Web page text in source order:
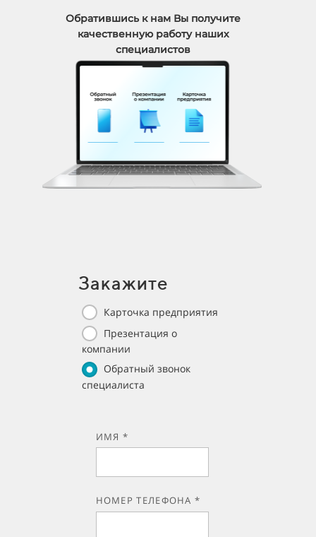
Обратившись к нам Вы получите
качественную работу наших
специалистов
Закажите
Карточка предприятия
Презентация о
компании
Обратный звонок
специалиста
ИМЯ *
НОМЕР ТЕЛЕФОНА *